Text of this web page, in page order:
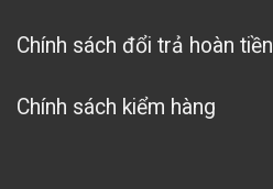
Chính sách đổi trả hoàn tiền
Chính sách kiểm hàng